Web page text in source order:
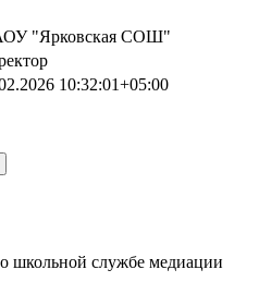
"Ярковская СОШ"
10:32:01+05:00
школьной службе медиации